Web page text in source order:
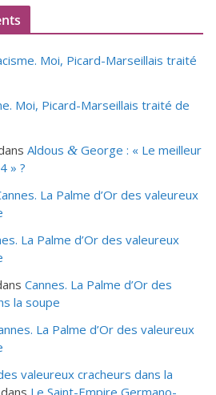
Moi, Picard-Marseillais traité
Moi, Picard-Marseillais traité de
Aldous & George : « Le meilleur
» ?
La Palme d’Or des valeureux
La Palme d’Or des valeureux
Cannes. La Palme d’Or des
la soupe
La Palme d’Or des valeureux
valeureux cracheurs dans la